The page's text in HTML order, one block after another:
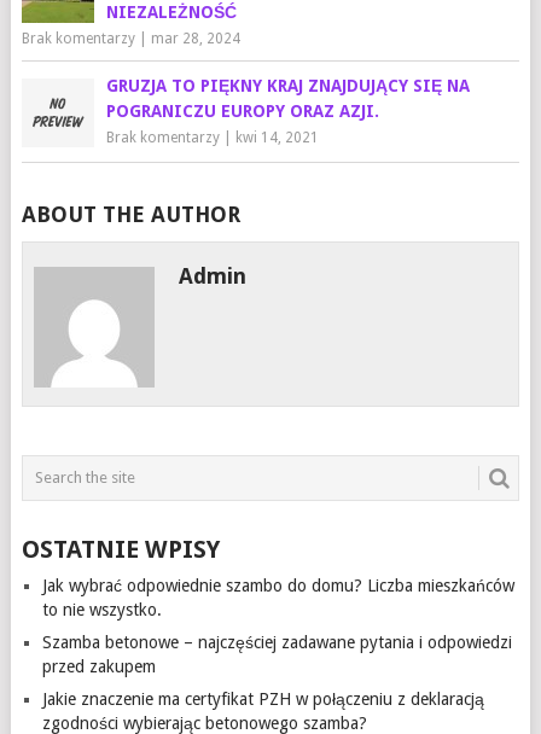
NIEZALEŻNOŚĆ
Brak komentarzy| mar 28, 2024
GRUZJA TO PIĘKNY KRAJ ZNAJDUJĄCY SIĘ NA
POGRANICZU EUROPY ORAZ AZJI.
Brak komentarzy| kwi 14, 2021
ABOUT THE AUTHOR
Admin
OSTATNIE WPISY
Jak wybrać odpowiednie szambo do domu? Liczba mieszkańców
to nie wszystko.
Szamba betonowe – najczęściej zadawane pytania i odpowiedzi
przed zakupem
Jakie znaczenie ma certyfikat PZH w połączeniu z deklaracją
zgodności wybierając betonowego szamba?